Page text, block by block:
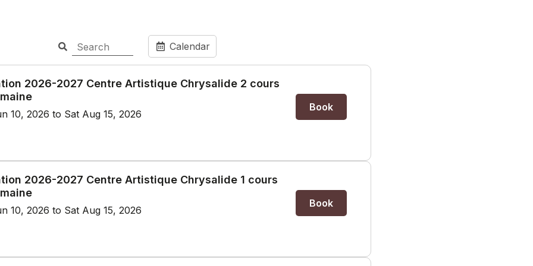
Calendar
2026-2027 Centre Artistique Chrysalide 2 cours
10, 2026 to Sat Aug 15, 2026
Book
2026-2027 Centre Artistique Chrysalide 1 cours
10, 2026 to Sat Aug 15, 2026
Book